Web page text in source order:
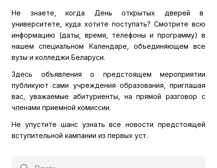
Не знаете, когда День открытых дверей в
университете, куда хотите поступать? Смотрите всю
информацию (даты, время, телефоны и программу) в
нашем специальном Календаре, объединяющем все
вузы и колледжи Беларуси.
Здесь объявления о предстоящем мероприятии
публикуют сами учреждения образования, приглашая
вас, уважаемые абитуриенты, на прямой разговор с
членами приемной комиссии.
Не упустите шанс узнать все новости предстоящей
вступительной кампании из первых уст.